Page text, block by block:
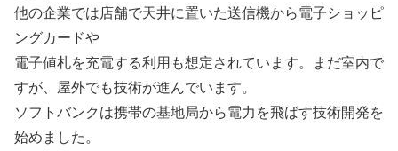
他の企業では店舗で天井に置いた送信機から電子ショッピ
ングカードや
電子値札を充電する利用も想定されています。まだ室内で
すが、屋外でも技術が進んでいます。
ソフトバンクは携帯の基地局から電力を飛ばす技術開発を
始めました。